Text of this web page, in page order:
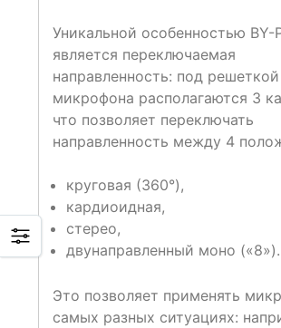
Уникальной особенностью BY-
является переключаемая
направленность: под решеткой
микрофона располагаются 3
что позволяет переключать
направленность между 4
круговая (360°),
кардиоидная,
стерео,
двунаправленный моно («8»).
Это позволяет применять
самых разных ситуациях: